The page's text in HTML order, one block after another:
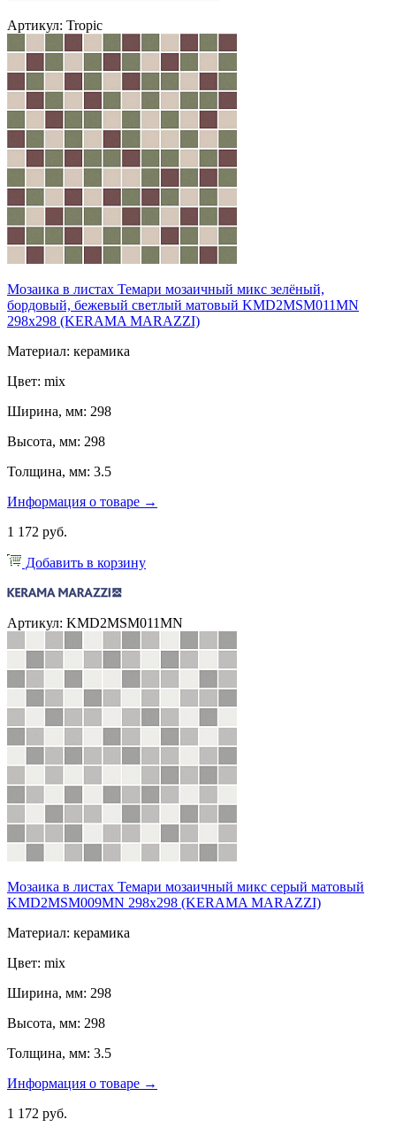
Артикул: Tropic
Мозаика в листах Темари мозаичный микс зелёный,
бордовый, бежевый светлый матовый KMD2MSM011MN
298x298 (KERAMA MARAZZI)
Материал: керамика
Цвет: mix
Ширина, мм: 298
Высота, мм: 298
Толщина, мм: 3.5
Информация о товаре →
1 172 руб.
Добавить в корзину
Артикул: KMD2MSM011MN
Мозаика в листах Темари мозаичный микс серый матовый
KMD2MSM009MN 298x298 (KERAMA MARAZZI)
Материал: керамика
Цвет: mix
Ширина, мм: 298
Высота, мм: 298
Толщина, мм: 3.5
Информация о товаре →
1 172 руб.